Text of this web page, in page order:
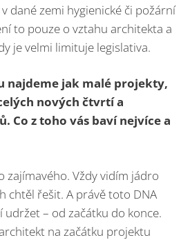
dané zemi hygienické či požární
to pouze o vztahu architekta a
je velmi limituje legislativa.
najdeme jak malé projekty,
nových čtvrtí a
Co z toho vás baví nejvíce a
zajímavého. Vždy vidím jádro
chtěl řešit. A právě toto DNA
udržet – od začátku do konce.
na začátku projektu